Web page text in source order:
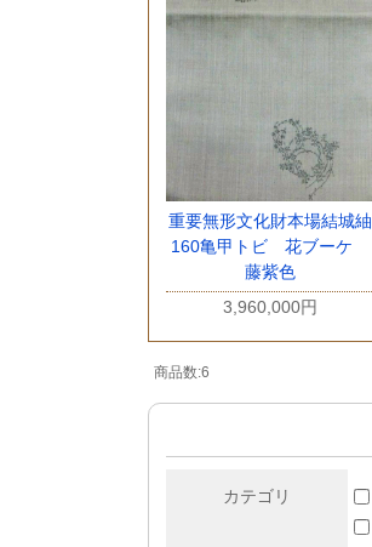
重要無形文化財本場結城紬
160亀甲トビ 花ブーケ
藤紫色
3,960,000円
商品数:6
カテゴリ